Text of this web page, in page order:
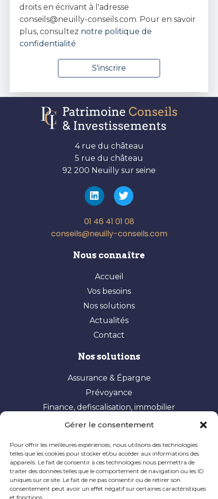
Gérer le consentement
Pour offrir les meilleures expériences, nous utilisons des technologies
telles que les cookies pour stocker et/ou accéder aux informations des
appareils. Le fait de consentir à ces technologies nous permettra de
traiter des données telles que le comportement de navigation ou les ID
uniques sur ce site. Le fait de ne pas consentir ou de retirer son
consentement peut avoir un effet négatif sur certaines caractéristiques
et fonctions.
droits en écrivant à l'adresse
conseils@neuilly-conseils.com. Pour en savoir
plus, consultez notre politique de
confidentialité
4 rue du château
5 rue du château
92 200 Neuilly sur seine
01 46 41 01 08
conseils@neuilly-conseils.com
Nous connaître
Accueil
Vos besoins
Nos solutions
Actualités
Contact
Nos solutions
Assurance & Épargne
Prévoyance
Finance, defiscalisation, immobilier
Vos besoins
Constituer et valoriser son patrimoine
Optimisation fiscale
Préparer sa retraite
Ingénierie patrimoniale